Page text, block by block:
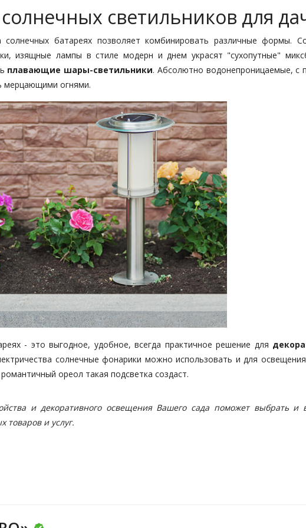
светильников для
солнечных батареях позволяет комбинировать различные формы.
изящные лампы в стиле модерн и днем украсят "сухопутные"
плавающие шары-светильники. Абсолютно водонепроницаемые, с
мерцающими огнями.
- это выгодное, удобное, всегда практичное решение для
солнечные фонарики можно использовать и для
ореол такая подсветка создаст.
и декоративного освещения Вашего сада поможет выбрать и
товаров и услуг.